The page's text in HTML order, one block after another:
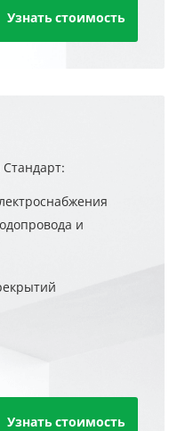
Узнать стоимость
и
Узнать стоимость